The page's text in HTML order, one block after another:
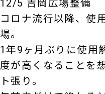
12/5 吉岡広場整備
コロナ流行以降、使
場。
1年9ヶ月ぶりに使用
度が高くなることを
ト張り。